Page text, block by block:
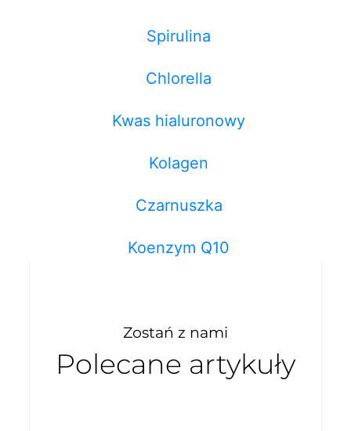
Spirulina
Chlorella
Kwas hialuronowy
Kolagen
Czarnuszka
Koenzym Q10
Zostań z nami
Polecane artykuły